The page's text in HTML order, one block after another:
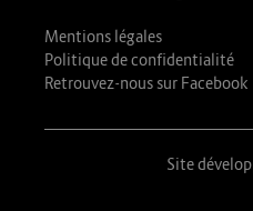
Mentions légales
Politique de confidentialité
Retrouvez-nous sur Facebook
Site